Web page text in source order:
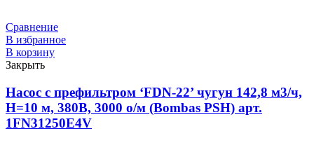
Сравнение
В избранное
В корзину
Закрыть
Насос с префильтром ‘FDN-22’ чугун 142,8 м3/ч,
Н=10 м, 380В, 3000 о/м (Bombas PSH) арт.
1FN31250E4V